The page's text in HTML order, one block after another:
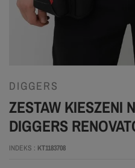
DIGGERS
ZESTAW KIESZENI
DIGGERS
INDEKS KT1183708